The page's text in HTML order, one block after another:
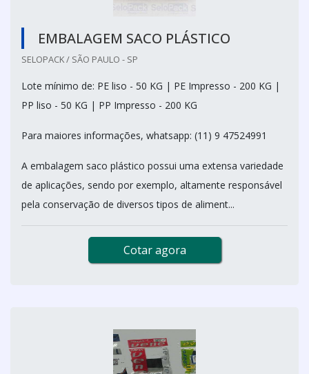
EMBALAGEM SACO PLÁSTICO
SELOPACK / SÃO PAULO - SP
Lote mínimo de: PE liso - 50 KG | PE Impresso - 200 KG |
PP liso - 50 KG | PP Impresso - 200 KG
Para maiores informações, whatsapp: (11) 9 47524991
A embalagem saco plástico possui uma extensa variedade
de aplicações, sendo por exemplo, altamente responsável
pela conservação de diversos tipos de aliment...
Cotar agora